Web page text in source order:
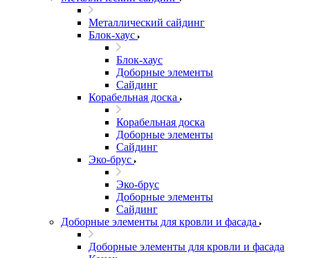
Металлический сайдинг
Блок-хаус
Блок-хаус
Доборные элементы
Сайдинг
Корабельная доска
Корабельная доска
Доборные элементы
Сайдинг
Эко-брус
Эко-брус
Доборные элементы
Сайдинг
Доборные элементы для кровли и фасада
Доборные элементы для кровли и фасада